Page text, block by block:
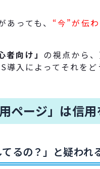
っても、 “今”が伝
者向け」 の視点から
入によってそれをど
ページ」は信
るの？」と疑われ